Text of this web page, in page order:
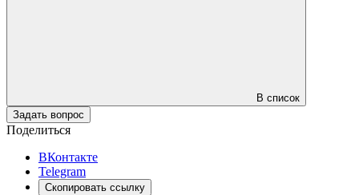
В список
Задать вопрос
Поделиться
ВКонтакте
Telegram
Скопировать ссылку